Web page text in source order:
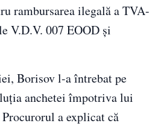
rambursarea ilegală a TVA-
V.D.V. 007 EOOD şi
Borisov l-a întrebat pe
anchetei împotriva lui
a explicat că